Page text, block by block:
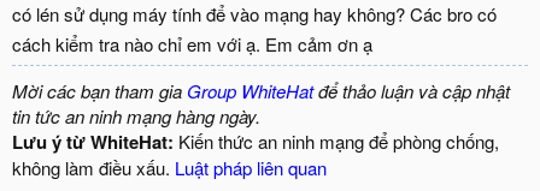
có lén sử dụng máy tính để vào mạng hay không? Các bro có
cách kiểm tra nào chỉ em với ạ. Em cảm ơn ạ
Mời các bạn tham gia Group WhiteHatđể thảo luận và cập nhật
tin tức an ninh mạng hàng ngày.
Lưu ý từ WhiteHat: Kiến thức an ninh mạng để phòng chống,
không làm điều xấu. Luật pháp liên quan